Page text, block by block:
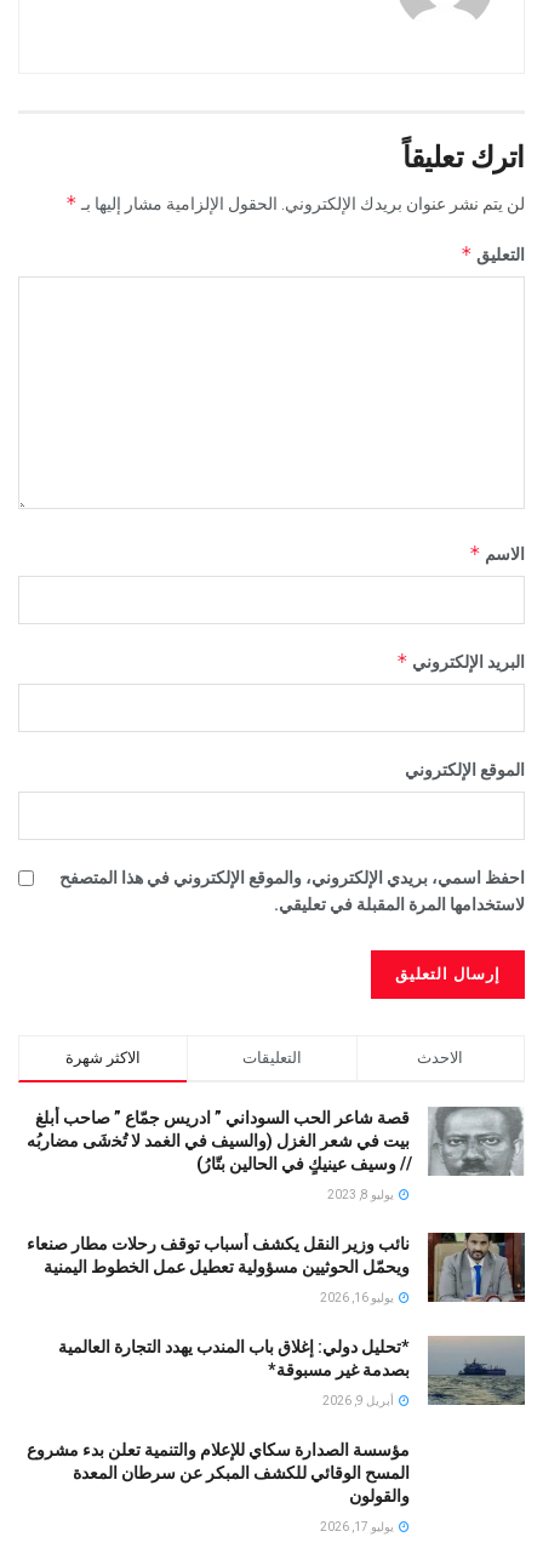
اترك تعليقاً
لن يتم نشر عنوان بريدك الإلكتروني. الحقول الإلزامية مشار إليها بـ*
التعليق*
الاسم*
البريد الإلكتروني*
الموقع الإلكتروني
احفظ اسمي، بريدي الإلكتروني، والموقع الإلكتروني في هذا المتصفح
لاستخدامها المرة المقبلة في تعليقي.
الاكثر شهرة التعليقات الاحدث
قصة شاعر الحب السوداني ” ادريس جمّاع ” صاحب أبلغ
بيت في شعر الغزل (وﺍﻟﺴﻴﻒ ﻓﻲ الغمد ﻻ ﺗُﺨشَى مضاربُه
// ﻭﺳﻴﻒ ﻋﻴﻨﻴﻚٍ ﻓﻲ ﺍﻟﺤﺎﻟﻴﻦ ﺑﺘّﺎﺭُ)
يوليو 8, 2023
نائب وزير النقل يكشف أسباب توقف رحلات مطار صنعاء
ويحمّل الحوثيين مسؤولية تعطيل عمل الخطوط اليمنية
يوليو 16, 2026
*تحليل دولي: إغلاق باب المندب يهدد التجارة العالمية
بصدمة غير مسبوقة*
أبريل 9, 2026
مؤسسة الصدارة سكاي للإعلام والتنمية تعلن بدء مشروع
المسح الوقائي للكشف المبكر عن سرطان المعدة
والقولون
يوليو 17, 2026